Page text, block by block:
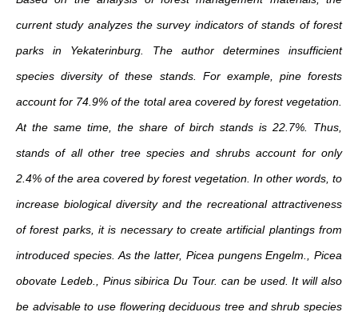
current study analyzes the survey indicators of stands of forest
parks in Yekaterinburg. The author determines insufficient
species diversity of these stands. For example, pine forests
account for 74.9% of the total area covered by forest vegetation.
At the same time, the share of birch stands is 22.7%. Thus,
stands of all other tree species and shrubs account for only
2.4% of the area covered by forest vegetation. In other words, to
increase biological diversity and the recreational attractiveness
of forest parks, it is necessary to create artificial plantings from
introduced species. As the latter, Picea pungens Engelm., Picea
obovate Ledeb., Pinus sibirica Du Tour. can be used. It will also
be advisable to use flowering deciduous tree and shrub species